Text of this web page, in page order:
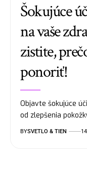
Šokujúce
na vaše
zistite,
ponoriť!
Objavte šokujúce
od zlepšenia
BYSVETLO & TIEN